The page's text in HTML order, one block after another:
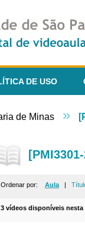
DE USO
de Minas »
Ordenar por: Aula |
3 vídeos disponíveis